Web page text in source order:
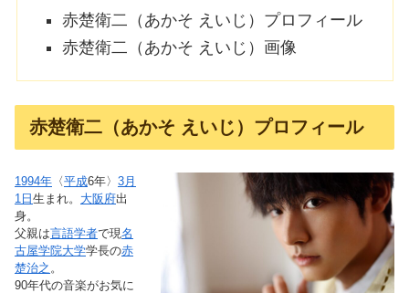
赤楚衛二（あかそ えいじ）プロフィール
赤楚衛二（あかそ えいじ）画像
赤楚衛二（あかそ えいじ）プロフィール
1994年 〈平成6年〉 3月
1日生まれ。 大阪府出
身。
父親は言語学者で現名
古屋学院大学学長の赤
楚治之 。
90年代の音楽がお気に